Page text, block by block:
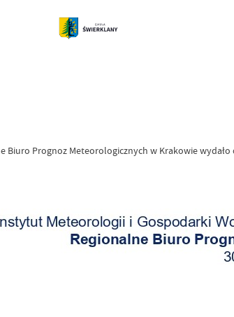
Prognoz Meteorologicznych w Krakowie